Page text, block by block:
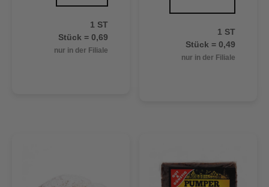
1 ST
Stück = 0,69
nur in der Filiale
1 ST
Stück = 0,49
nur in der Filiale